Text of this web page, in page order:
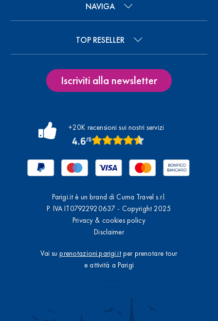
NAVIGA
TOP RESELLER
Iscriviti alla newsletter
+20K recensioni sui nostri servizi
Parigi.it è un brand di Cuma Travel s.r.l.
P. IVA IT07922920637 - Copyright 2025
Privacy & cookies policy
Disclaimer
Vai suprenotazioni.parigi.itper prenotare tour
e attività a Parigi